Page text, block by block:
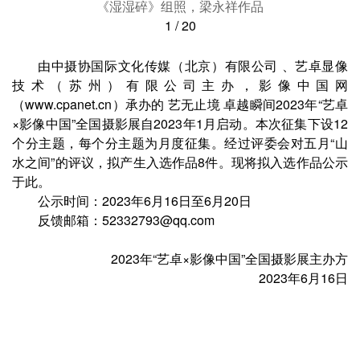
《湿湿碎》组照，梁永祥作品
1 /20
由中摄协国际文化传媒（北京）有限公司 、艺卓显像
技术（苏州）有限公司主办，影像中国网
（www.cpanet.cn）承办的 艺无止境 卓越瞬间2023年“艺卓
×影像中国”全国摄影展自2023年1月启动。本次征集下设12
个分主题，每个分主题为月度征集。经过评委会对五月“山
水之间”的评议，拟产生入选作品8件。现将拟入选作品公示
于此。
公示时间：2023年6月16日至6月20日
反馈邮箱：52332793@qq.com
2023年“艺卓×影像中国”全国摄影展主办方
2023年6月16日